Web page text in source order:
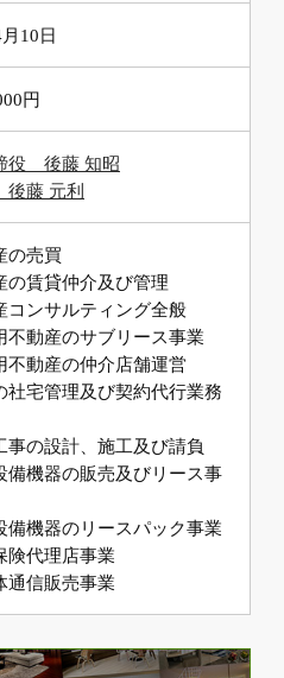
10日
円
役 後藤 知昭
藤 元利
の売買
の賃貸仲介及び管理
コンサルティング全般
不動産のサブリース事業
不動産の仲介店舗運営
社宅管理及び契約代行業務
事の設計、施工及び請負
備機器の販売及びリース事
備機器のリースパック事業
険代理店事業
通信販売事業